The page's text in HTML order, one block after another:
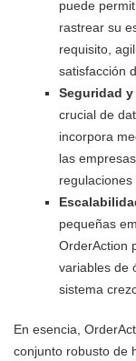
puede
rastrear su
requisito,
satisfacción
Seguridad
crucial de
incorpora
las
regulaciones
pequeñas
OrderAction
variables de
sistema
En esencia,
conjunto robusto de